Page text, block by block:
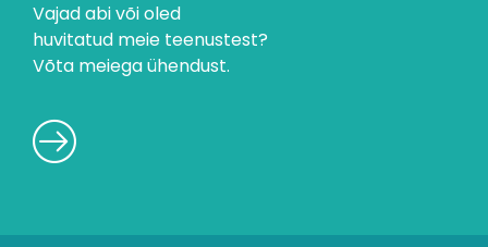
Vajad abi või oled
huvitatud meie teenustest?
Võta meiega ühendust.